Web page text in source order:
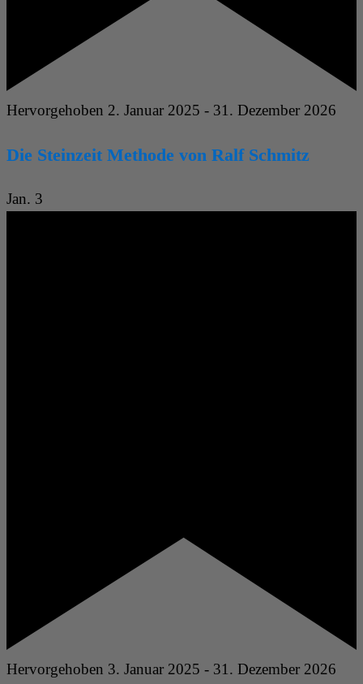
Hervorgehoben 2. Januar 2025 - 31. Dezember 2026
Die Steinzeit Methode von Ralf Schmitz
Jan. 3
Hervorgehoben 3. Januar 2025 - 31. Dezember 2026